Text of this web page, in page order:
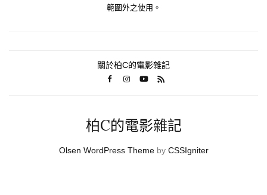
範圍外之使用。
關於柏C的電影雜記
柏C的電影雜記
Olsen WordPress Themeby CSSIgniter